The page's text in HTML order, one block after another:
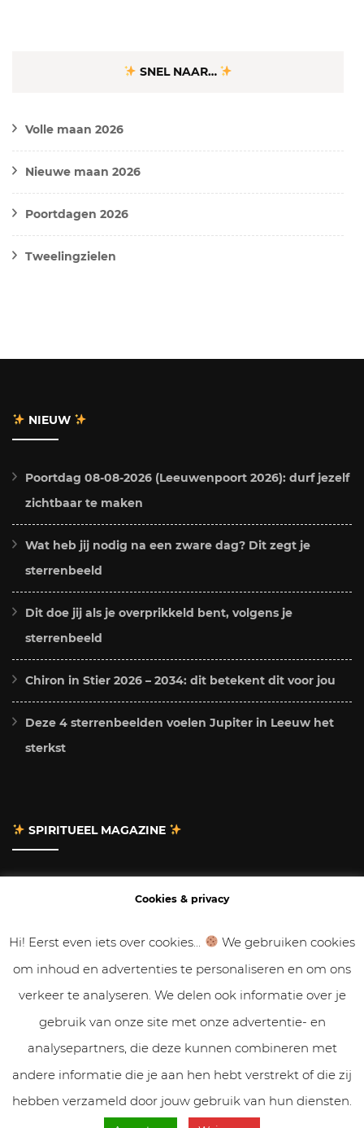
SNEL NAAR…
Volle maan 2026
Nieuwe maan 2026
Poortdagen 2026
Tweelingzielen
NIEUW
Poortdag 08-08-2026 (Leeuwenpoort 2026): durf jezelf
zichtbaar te maken
Wat heb jij nodig na een zware dag? Dit zegt je
sterrenbeeld
Dit doe jij als je overprikkeld bent, volgens je
sterrenbeeld
Chiron in Stier 2026 – 2034: dit betekent dit voor jou
Deze 4 sterrenbeelden voelen Jupiter in Leeuw het
sterkst
SPIRITUEEL MAGAZINE
Gastbloggen
Samenwerken
Cookies & Privacy
Cookies & privacy
Hi! Eerst even iets over cookies...
We gebruiken cookies
om inhoud en advertenties te personaliseren en om ons
verkeer te analyseren. We delen ook informatie over je
gebruik van onze site met onze advertentie- en
analysepartners, die deze kunnen combineren met
andere informatie die je aan hen hebt verstrekt of die zij
hebben verzameld door jouw gebruik van hun diensten.